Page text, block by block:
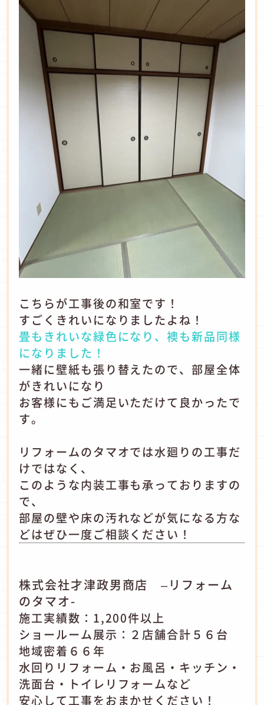
こちらが工事後の和室です！
すごくきれいになりましたよね！
畳もきれいな緑色になり、襖も新品同様
になりました！
一緒に壁紙も張り替えたので、部屋全体
がきれいになり
お客様にもご満足いただけて良かったで
す。
リフォームのタマオでは水廻りの工事だ
けではなく、
このような内装工事も承っておりますの
で、
部屋の壁や床の汚れなどが気になる方な
どはぜひ一度ご相談ください！
株式会社才津政男商店 –リフォーム
のタマオ-
施工実績数：1,200件以上
ショールーム展示：２店舗合計５６台
地域密着６６年
水回りリフォーム・お風呂・キッチン・
洗面台・トイレリフォームなど
安心して工事をおまかせください！